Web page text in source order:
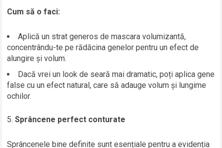
Cum să o faci:
Aplică un strat generos de mascara volumizantă,
concentrându-te pe rădăcina genelor pentru un efect de
alungire și volum.
Dacă vrei un look de seară mai dramatic, poți aplica gene
false cu un efect natural, care să adauge volum și lungime
ochilor.
Sprâncene perfect conturate
Sprâncenele bine definite sunt esențiale pentru a evidenția